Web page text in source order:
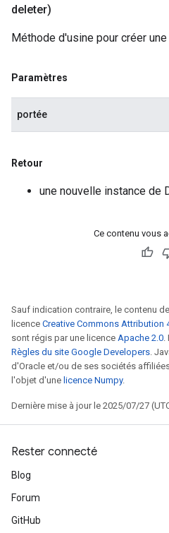
deleter)
Méthode d'usine pour créer
Paramètres
portée
Retour
une nouvelle instance de
Ce contenu vous
Sauf indication contraire, le contenu
licence Creative Commons Attribution
sont régis par une licence Apache 2.0.
Règles du site Google Developers.
d'Oracle et/ou de ses sociétés
l'objet d'une licence Numpy.
Dernière mise à jour le 2025/07/27
Rester connecté
Blog
Forum
GitHub